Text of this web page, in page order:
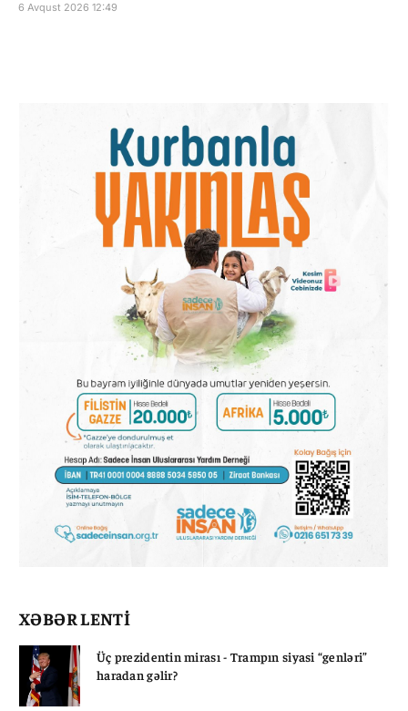
6 Avqust 2026 12:49
XƏBƏR LENTİ
Üç prezidentin mirası - Trampın siyasi “genləri”
haradan gəlir?